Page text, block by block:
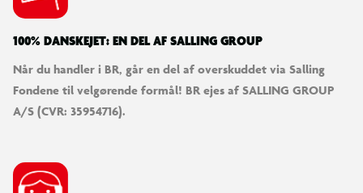
Højde under sengen:
Bemærk: Madras medfølger ikke.
100% DANSKEJET: EN DEL AF SALLING GROUP
Når du handler i BR, går en del af overskuddet via Salling
Fondene til velgørende formål! BR ejes af SALLING GROUP
A/S (CVR: 35954716).